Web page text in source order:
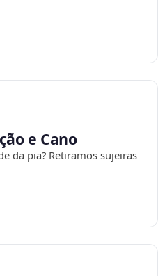
e Cano
da pia? Retiramos sujeiras